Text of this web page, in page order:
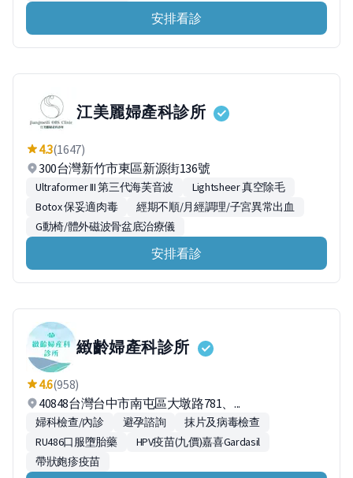
安排看診
江美麗婦產科診所
4.3(1647)
300台灣新竹市東區新源街136號
Ultraformer III 第三代海芙音波
Lightsheer 真空除毛
Botox 保妥適肉毒
經期不順/月經調理/子宮異常出血
G動椅/體外磁波骨盆底治療儀
安排看診
緻齡婦產科診所
4.6(958)
40848台灣台中市南屯區大墩路781、...
婦科檢查/內診 避孕諮詢
抹片及病毒檢查
RU486口服墮胎藥
HPV疫苗(九價)嘉喜Gardasil
帶狀皰疹疫苗